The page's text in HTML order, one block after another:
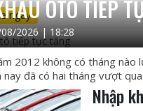
ngay ÔTÔ TIẾP
2026 | 18:28
2012 không có tháng
nay đã có hai tháng vượt
Nhập